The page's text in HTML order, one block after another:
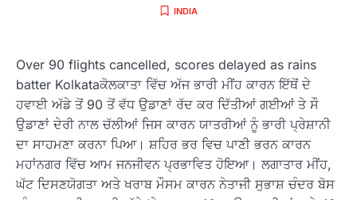
INDIA
Over 90 flights cancelled, scores delayed as rains
batter Kolkataਕੋਲਕਾਤਾ ਵਿੱਚ ਅੱਜ ਭਾਰੀ ਮੀਂਹ ਕਾਰਨ ਇੱਥੋਂ ਦੇ
ਹਵਾਈ ਅੱਡੇ ਤੋਂ 90 ਤੋਂ ਵੱਧ ਉਡਾਣਾਂ ਰੱਦ ਕਰ ਦਿੱਤੀਆਂ ਗਈਆਂ ਤੇ ਸੌ
ਉਡਾਣਾਂ ਦੇਰੀ ਨਾਲ ਚੱਲੀਆਂ ਜਿਸ ਕਾਰਨ ਯਾਤਰੀਆਂ ਨੂੰ ਭਾਰੀ ਪ੍ਰੇਸ਼ਾਨੀ
ਦਾ ਸਾਹਮਣਾ ਕਰਨਾ ਪਿਆ। ਸ਼ਹਿਰ ਭਰ ਵਿਚ ਪਾਣੀ ਭਰਨ ਕਾਰਨ
ਮਹਾਂਨਗਰ ਵਿੱਚ ਆਮ ਜਨਜੀਵਨ ਪ੍ਰਭਾਵਿਤ ਹੋਇਆ। ਲਗਾਤਾਰ ਮੀਂਹ,
ਘੱਟ ਦਿਸਣਯੋਗਤਾ ਅਤੇ ਖਰਾਬ ਮੌਸਮ ਕਾਰਨ ਨੇਤਾਜੀ ਸੁਭਾਸ਼ ਚੰਦਰ ਬੋਸ